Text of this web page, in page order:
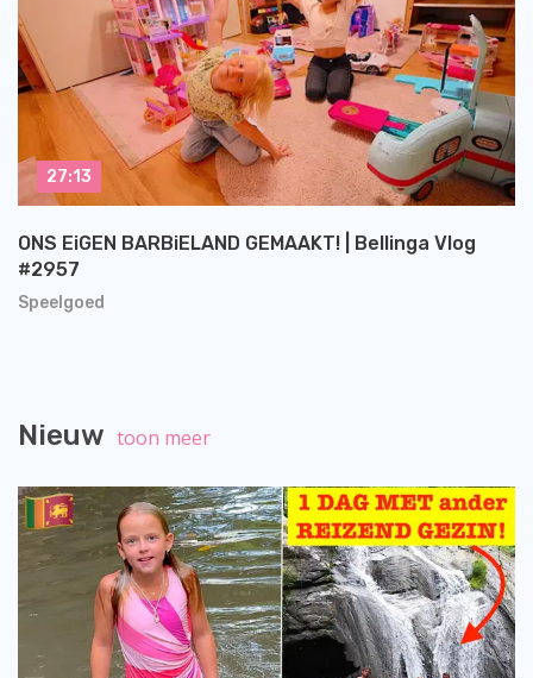
Speelgoed
ONS EiGEN BARBiELAND GEMAAKT! | Bellinga Vlog
#2957
27:13
Nieuw toon meer